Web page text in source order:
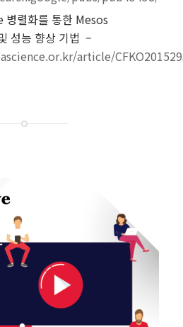
렬화를 통한 Mesos
성능 향상 기법 –
article/